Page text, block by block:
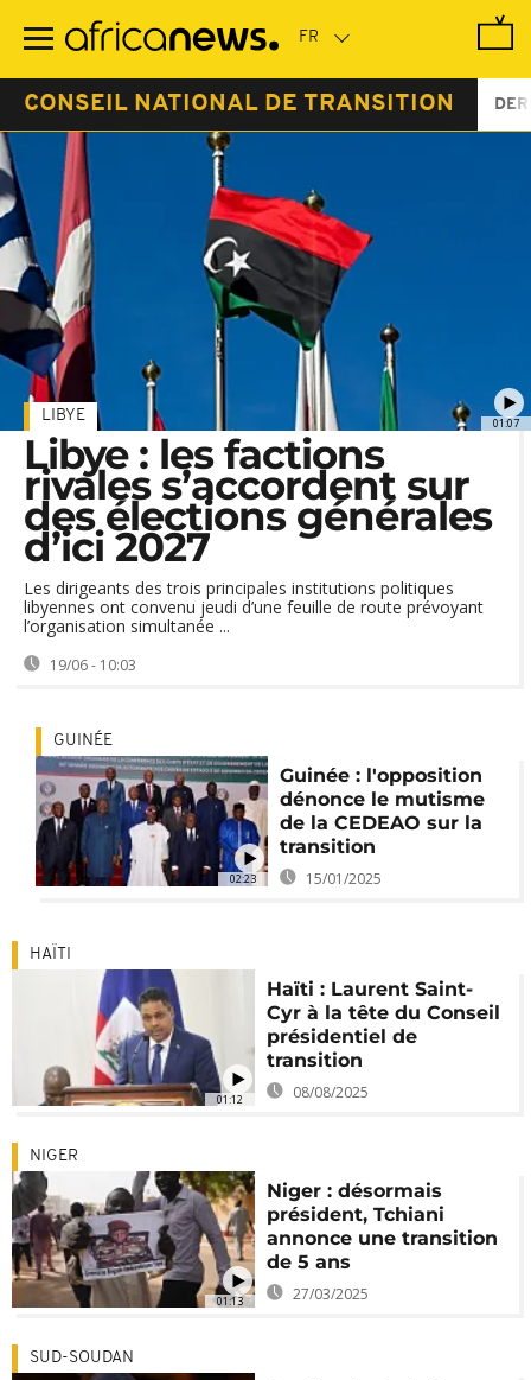
contenu
CONSEIL NATIONAL DE TRANSITION
01:07
LIBYE
Libye : les factions
rivales s’accordent sur
des élections générales
d’ici 2027
Les dirigeants des trois principales institutions politiques
libyennes ont convenu jeudi d’une feuille de route prévoyant
l’organisation simultanée ...
19/06 - 10:03
02:23
GUINÉE
Guinée : l'opposition
dénonce le mutisme
de la CEDEAO sur la
transition
15/01/2025
01:12
HAÏTI
Haïti : Laurent Saint-
Cyr à la tête du Conseil
présidentiel de
transition
08/08/2025
01:13
NIGER
Niger : désormais
président, Tchiani
annonce une transition
de 5 ans
27/03/2025
SUD-SOUDAN